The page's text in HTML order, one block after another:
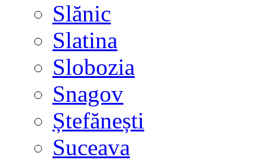
Slănic
Slatina
Slobozia
Snagov
Ștefănești
Suceava